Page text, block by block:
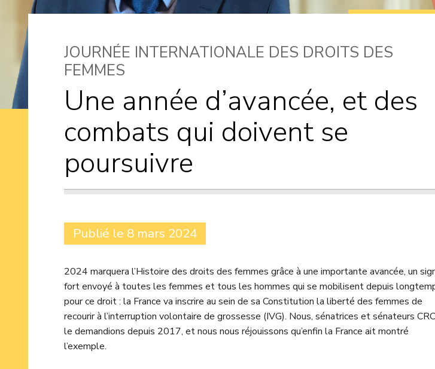
JOURNÉE INTERNATIONALE DES DROITS DES
FEMMES
Une année d’avancée, et des
combats qui doivent se
poursuivre
Publié le 8 mars 2024
2024 marquera l’Histoire des droits des femmes grâce à une importante avancée, un
fort envoyé à toutes les femmes et tous les hommes qui se mobilisent depuis
pour ce droit : la France va inscrire au sein de sa Constitution la liberté des femmes de
recourir à l’interruption volontaire de grossesse (IVG). Nous, sénatrices et sénateurs
le demandions depuis 2017, et nous nous réjouissons qu’enfin la France ait montré
l’exemple.